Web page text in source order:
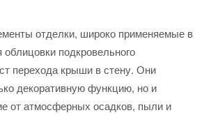
отделки, широко применяемые в
подкровельного
перехода крыши в стену. Они
декоративную функцию, но и
от атмосферных осадков, пыли и